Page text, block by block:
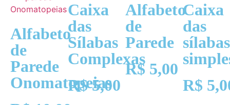
Alfabeto
de
Parede
Onomatopeias
Caixa
das
Sílabas
Complexas
R$5,00
Alfabeto
de
Parede
R$ 5,00
Caixa
das
sílabas
R$